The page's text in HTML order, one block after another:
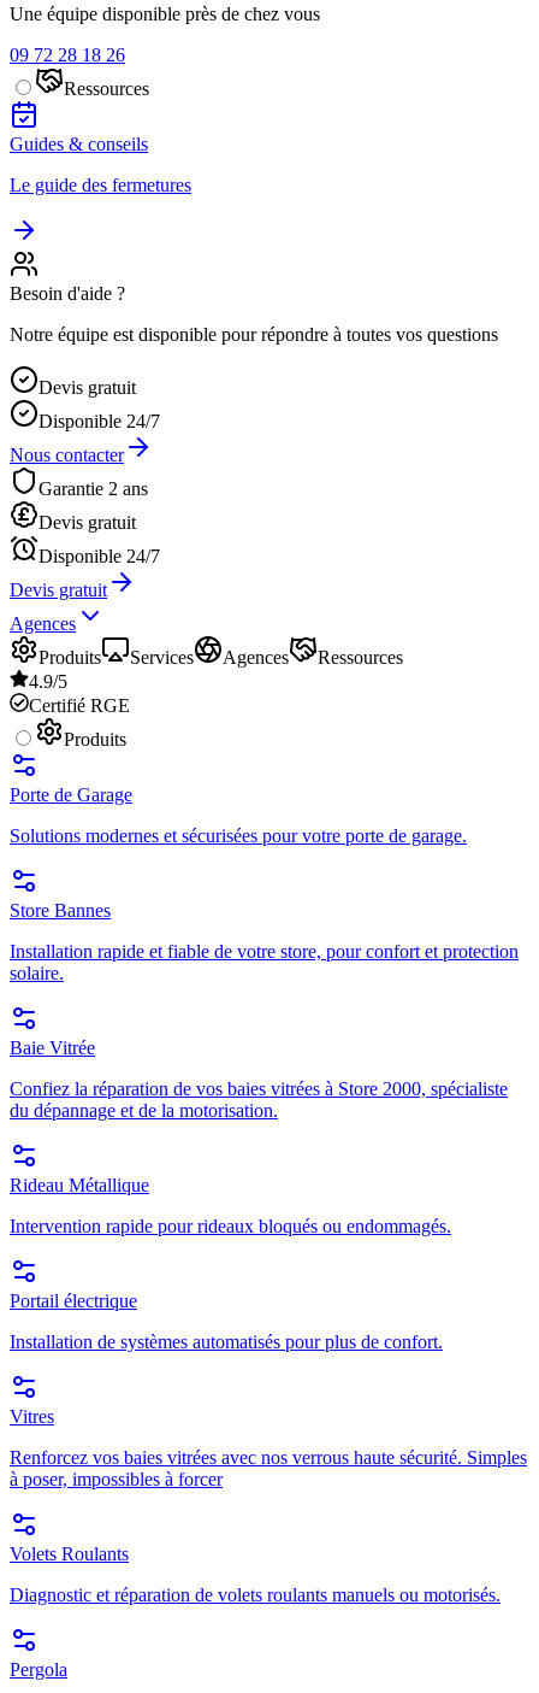
Une équipe disponible près de chez vous
09 72 28 18 26
Ressources
Guides & conseils
Le guide des fermetures
Besoin d'aide ?
Notre équipe est disponible pour répondre à toutes vos questions
Devis gratuit
Disponible 24/7
Nous contacter
Garantie 2 ans
Devis gratuit
Disponible 24/7
Devis gratuit
Agences
Produits
Services Agences
Ressources
4.9/5
Certifié RGE
Produits
Porte de Garage
Solutions modernes et sécurisées pour votre porte de garage.
Store Bannes
Installation rapide et fiable de votre store, pour confort et protection
solaire.
Baie Vitrée
Confiez la réparation de vos baies vitrées à Store 2000, spécialiste
du dépannage et de la motorisation.
Rideau Métallique
Intervention rapide pour rideaux bloqués ou endommagés.
Portail électrique
Installation de systèmes automatisés pour plus de confort.
Vitres
Renforcez vos baies vitrées avec nos verrous haute sécurité. Simples
à poser, impossibles à forcer
Volets Roulants
Diagnostic et réparation de volets roulants manuels ou motorisés.
Pergola